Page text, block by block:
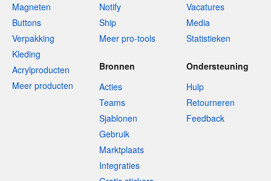
Magneten
Buttons
Verpakking
Kleding
Acrylproducten
Meer producten
Notify
Ship
Meer pro-tools
Vacatures
Media
Statistieken
Bronnen
Acties
Teams
Sjablonen
Gebruik
Marktplaats
Integraties
Ondersteuning
Hulp
Retourneren
Feedback